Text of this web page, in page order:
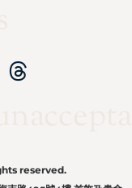
reserved.